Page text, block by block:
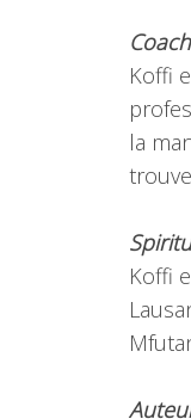
Koffi
la
Koffi